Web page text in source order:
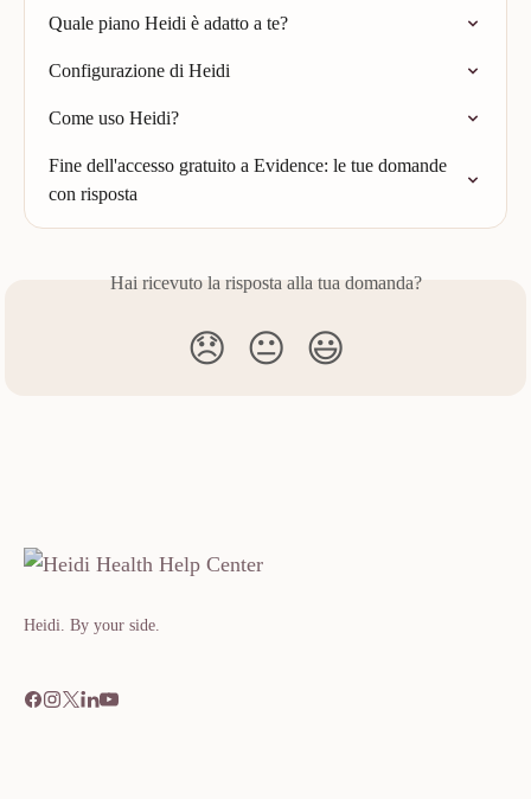
Quale piano Heidi è adatto a te?
Configurazione di Heidi
Come uso Heidi?
Fine dell'accesso gratuito a Evidence: le tue domande
con risposta
Hai ricevuto la risposta alla tua domanda?
😞 😐 😃
Heidi. By your side.​​​​‌ ‍ ​‍​‍‌‍ ‌ ​‍‌‍‍‌‌‍‌ ‌‍‍‌‌‍ ‍​‍​‍​ ‍‍​‍​‍‌ ​ ‌‍​‌‌‍ ‍‌‍‍‌‌ ‌​‌ ‍‌​‍ ‍‌‍‍‌‌‍ ​‍​‍​‍ ​​‍​‍‌‍‍​‌ ​‍‌‍‌‌